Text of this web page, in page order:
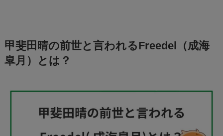
甲斐田晴の前世と言われるFreedel（成海
皐月）とは？